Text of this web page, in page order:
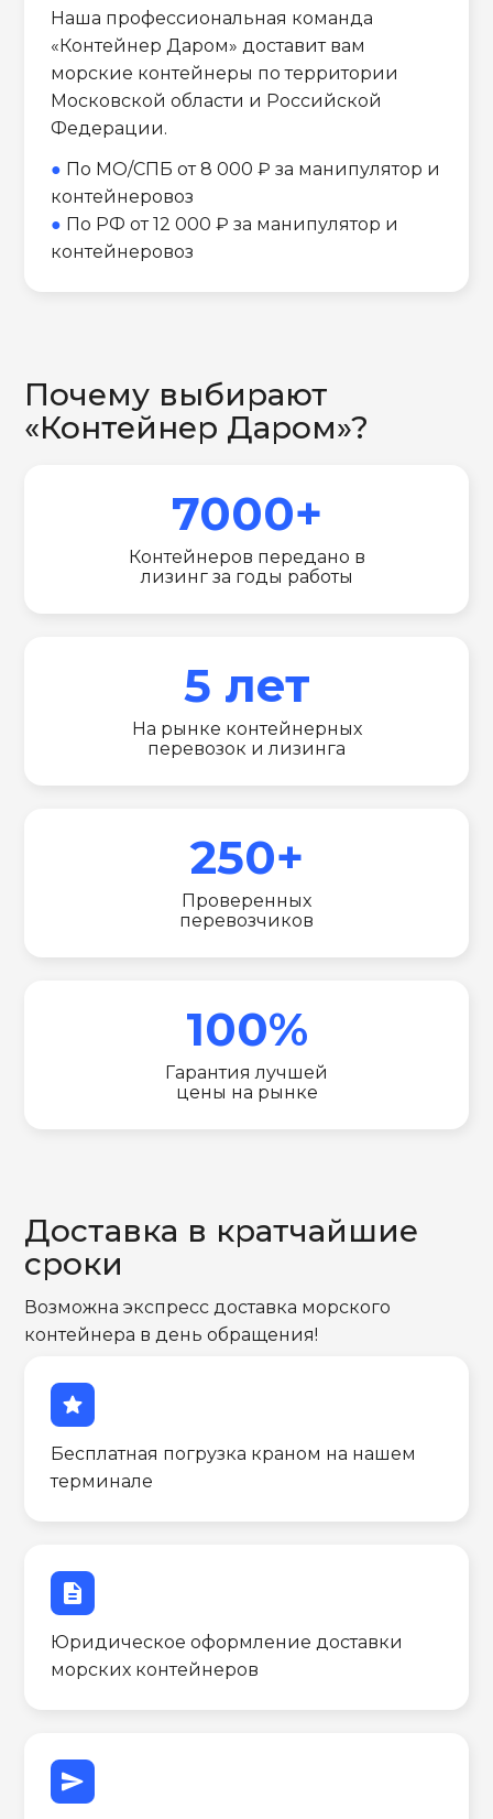
Наша профессиональная команда
«Контейнер Даром» доставит вам
морские контейнеры по территории
Московской области и Российской
Федерации.
● По МО/СПБ от 8 000 ₽ за манипулятор и
контейнеровоз
● По РФ от 12 000 ₽ за манипулятор и
контейнеровоз
Почему выбирают
«Контейнер Даром»?
7000+
Контейнеров передано в
лизинг за годы работы
5 лет
На рынке контейнерных
перевозок и лизинга
250+
Проверенных
перевозчиков
100%
Гарантия лучшей
цены на рынке
Доставка в кратчайшие
сроки
Возможна экспресс доставка морского
контейнера в день обращения!
star
Бесплатная погрузка краном на нашем
терминале
description
Юридическое оформление доставки
морских контейнеров
send